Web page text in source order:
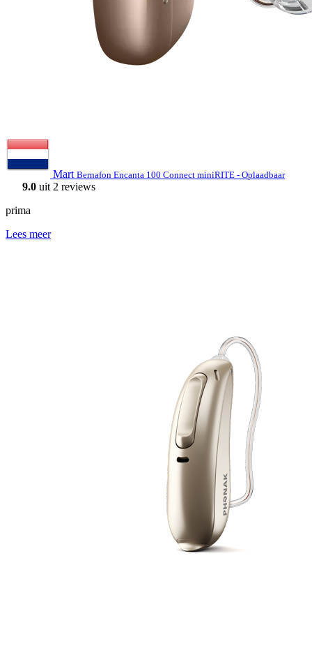
Mart Bernafon Encanta 100 Connect miniRITE - Oplaadbaar
9.0 uit 2 reviews
prima
Lees meer